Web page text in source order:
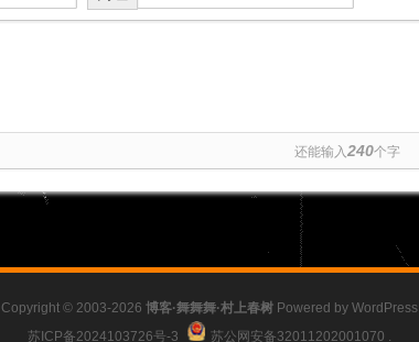
还能输入 240个字
Copyright © 2003-2026 博客·舞舞舞·村上春树 Powered by WordPress
苏ICP备2024103726号-3
苏公网安备32011202001070